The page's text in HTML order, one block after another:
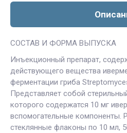
СОСТАВ И ФОРМА ВЫПУСКА
Инъекционный препарат,
действующего вещества
ферментации гриба
Представляет собой
которого содержатся 10 мг
вспомогательные компоненты.
стеклянные флаконы по 10 мл,